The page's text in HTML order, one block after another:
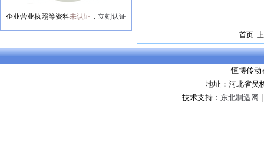
企业营业执照等资料未认证 ， 立刻认证
首页
恒博传动
地址：河北省吴
技术支持： 东北制造网